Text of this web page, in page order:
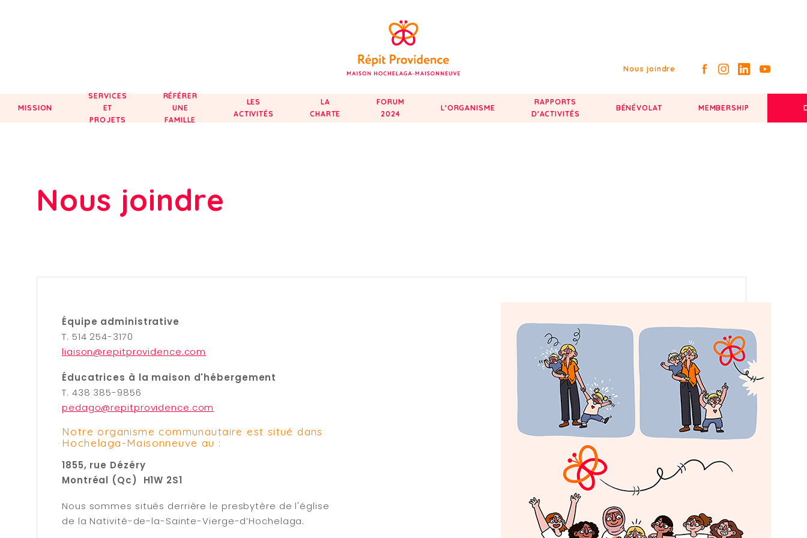
Nous joindre
MISSION
SERVICES
ET
PROJETS
RÉFÉRER
UNE
FAMILLE
LES
ACTIVITÉS
LA
CHARTE
FORUM
2024
L'ORGANISME
RAPPORTS
D'ACTIVITÉS
BÉNÉVOLAT MEMBERSHIP
Nous joindre
Équipe administrative
T. 514 254-3170
liaison@repitprovidence.com
Éducatrices à la maison d'hébergement
T. 438 385-9856
pedago@repitprovidence.com
Notre organisme communautaire est situé dans
Hochelaga-Maisonneuve au :
1855, rue Dézéry
Montréal (Qc) H1W 2S1
Nous sommes situés derrière le presbytère de l'église
de la Nativité-de-la-Sainte-Vierge-d’Hochelaga.